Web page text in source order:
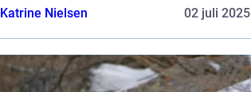
Katrine Nielsen 02 juli 2025